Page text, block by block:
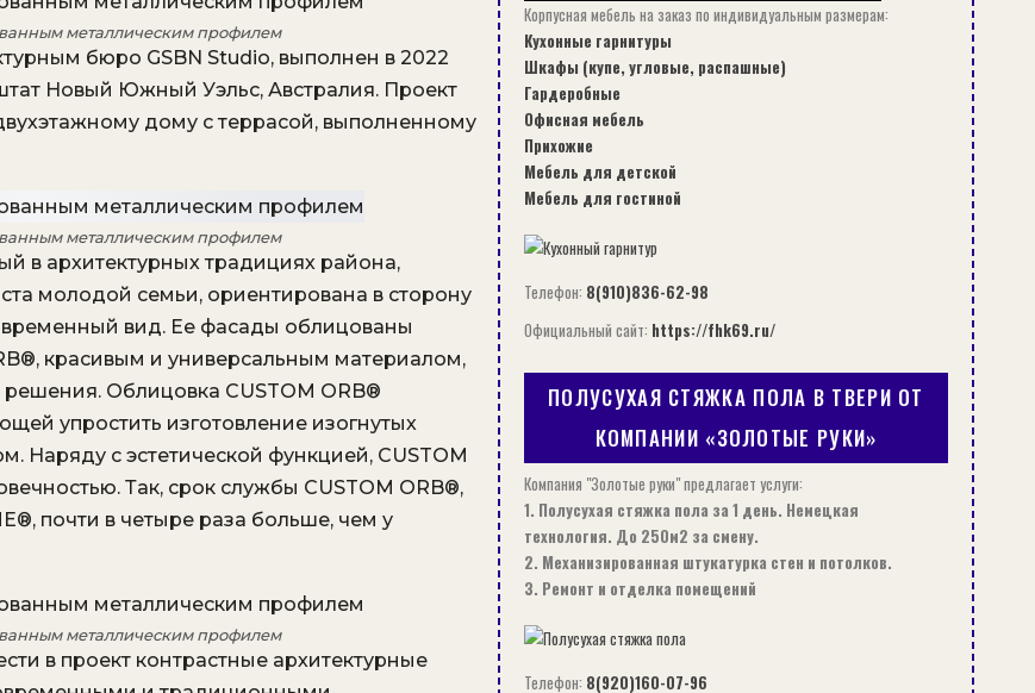
металлическим профилем
бюро GSBN Studio, выполнен в 2022
Новый Южный Уэльс, Австралия. Проект
дому с террасой, выполненному
металлическим профилем
в архитектурных традициях района,
молодой семьи, ориентирована в сторону
вид. Ее фасады облицованы
красивым и универсальным материалом,
Облицовка CUSTOM ORB®
упростить изготовление изогнутых
Наряду с эстетической функцией, CUSTOM
Так, срок службы CUSTOM ORB®,
почти в четыре раза больше, чем у
металлическим профилем
в проект контрастные архитектурные
Корпусная мебель на заказ по индивидуальным размерам:
Кухонные гарнитуры
Шкафы (купе, угловые, распашные)
Гардеробные
Офисная мебель
Прихожие
Мебель для детской
Мебель для гостиной
Телефон: 8(910)836-62-98
Официальный сайт: https://fhk69.ru/
ПОЛУСУХАЯ СТЯЖКА ПОЛА В ТВЕРИ ОТ
КОМПАНИИ «ЗОЛОТЫЕ РУКИ»
Компания "Золотые руки" предлагает услуги:
1. Полусухая стяжка пола за 1 день. Немецкая
технология. До 250м2 за смену.
2. Механизированная штукатурка стен и потолков.
3. Ремонт и отделка помещений
Телефон: 8(920)160-07-96